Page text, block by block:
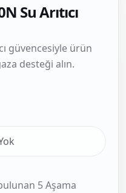
Su Arıtıcı
güvencesiyle ürün
desteği alın.
5 Aşama